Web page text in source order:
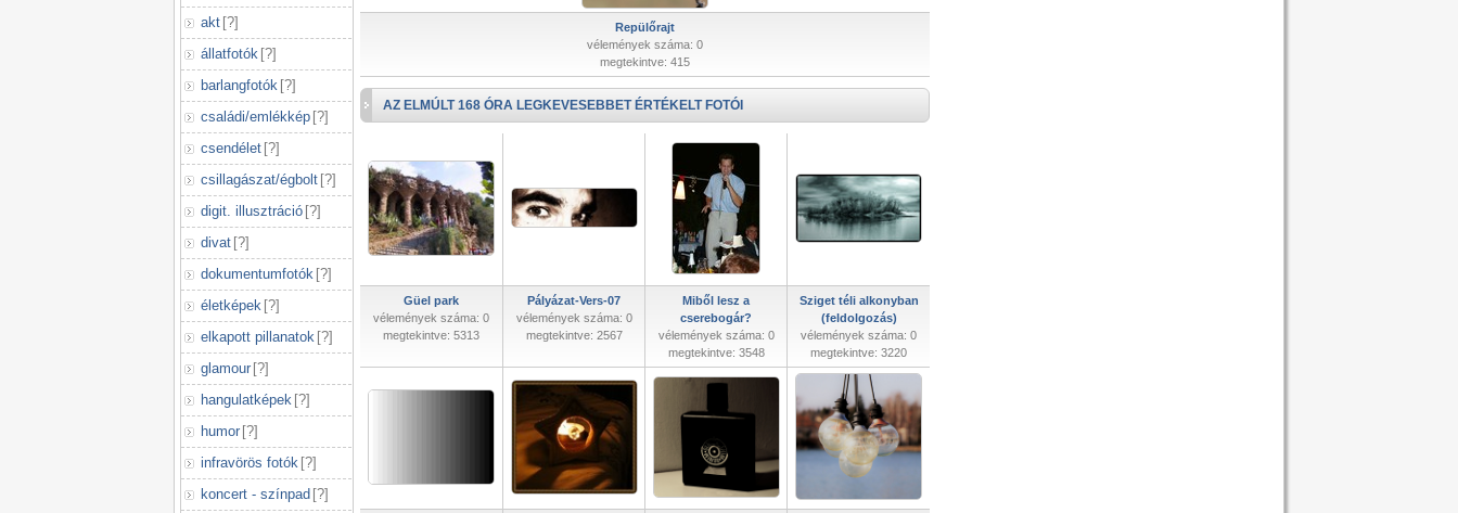
akt [?]
állatfotók [?]
barlangfotók [?]
családi/emlékkép [?]
csendélet [?]
csillagászat/égbolt [?]
digit. illusztráció [?]
divat [?]
dokumentumfotók [?]
életképek [?]
elkapott pillanatok [?]
glamour [?]
hangulatképek [?]
humor [?]
infravörös fotók [?]
koncert - színpad [?]
Repülőrajt
vélemények száma: 0
megtekintve: 415
AZ ELMÚLT 168 ÓRA LEGKEVESEBBET ÉRTÉKELT FOTÓI
Güel park
vélemények száma: 0
megtekintve: 5313
Pályázat-Vers-07
vélemények száma: 0
megtekintve: 2567
Miből lesz a
cserebogár?
vélemények száma: 0
megtekintve: 3548
Sziget téli alkonyban
(feldolgozás)
vélemények száma: 0
megtekintve: 3220